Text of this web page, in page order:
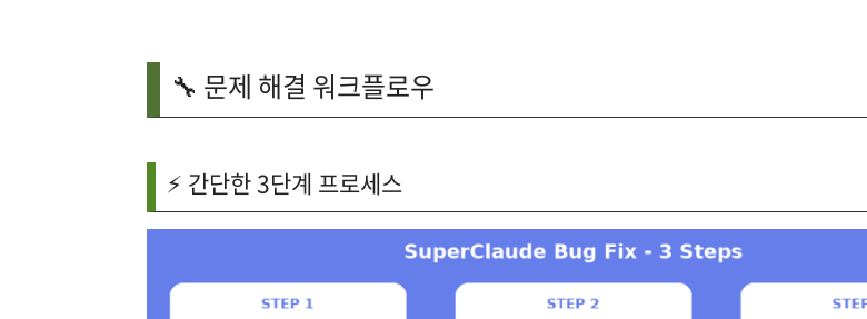
🔧 문제 해결 워크플로우
⚡ 간단한 3단계 프로세스